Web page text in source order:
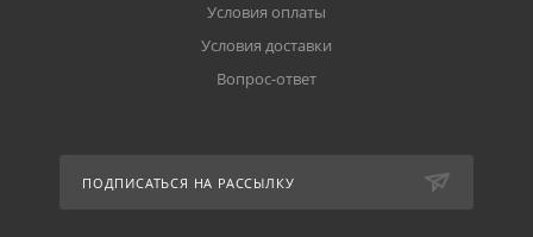
Условия оплаты
Условия доставки
Вопрос-ответ
ПОДПИСАТЬСЯ НА РАССЫЛКУ